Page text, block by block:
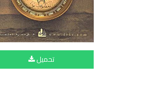
تحميل